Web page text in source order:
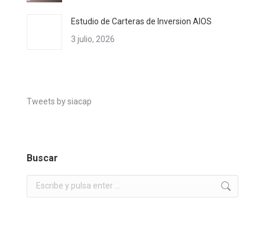
Estudio de Carteras de Inversion AIOS
3 julio, 2026
Tweets by siacap
Buscar
Buscar: